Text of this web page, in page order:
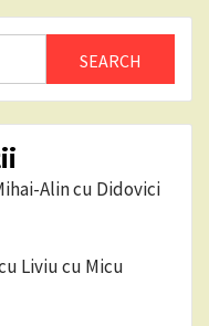
Alin cu Didovici
Liviu cu Micu